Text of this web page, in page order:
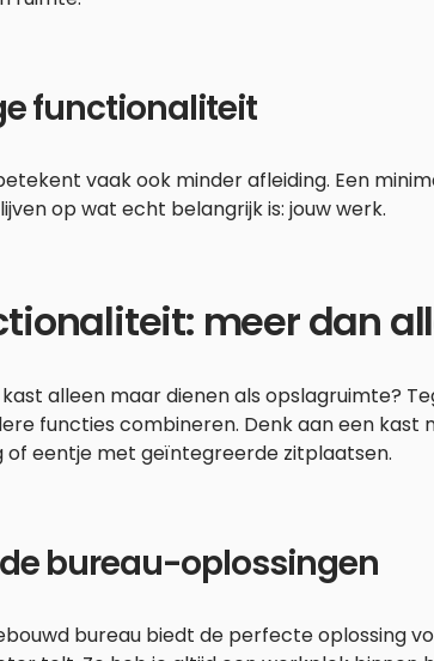
functionaliteit
vaak ook minder afleiding. Een
op wat echt belangrijk is: jouw werk.
meer dan
alleen maar dienen als opslagruimte?
functies combineren. Denk aan een kast
of eentje met geïntegreerde zitplaatsen.
bureau-oplossingen
bureau biedt de perfecte oplossing